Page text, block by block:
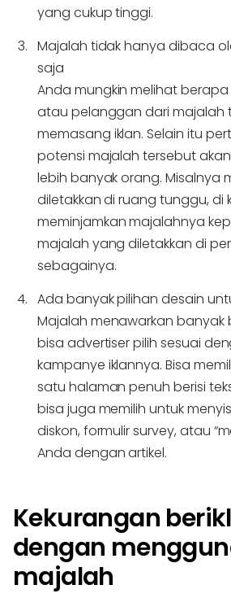
yang cukup tinggi.
Majalah tidak hanya dibaca
saja
Anda mungkin melihat
atau pelanggan dari majalah
memasang iklan. Selain itu
potensi majalah tersebut
lebih banyak orang. Misalnya
diletakkan di ruang tunggu, di
meminjamkan majalahnya
majalah yang diletakkan di
sebagainya.
Ada banyak pilihan desain
Majalah menawarkan banyak
bisa advertiser pilih sesuai
kampanye iklannya. Bisa
satu halaman penuh berisi
bisa juga memilih untuk
diskon, formulir survey, atau
Anda dengan artikel.
Kekurangan
dengan
majalah